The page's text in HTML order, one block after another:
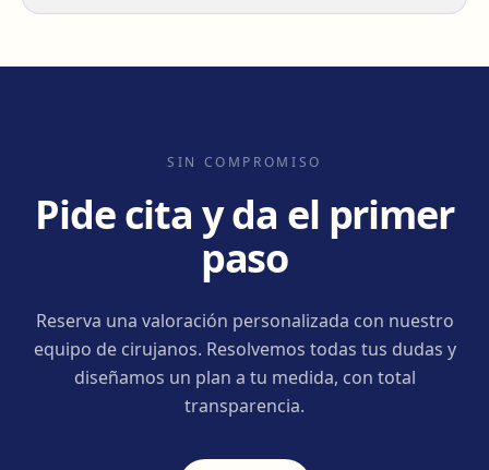
SIN COMPROMISO
Pide cita y da el primer
paso
Reserva una valoración personalizada con nuestro
equipo de cirujanos. Resolvemos todas tus dudas y
diseñamos un plan a tu medida, con total
transparencia.